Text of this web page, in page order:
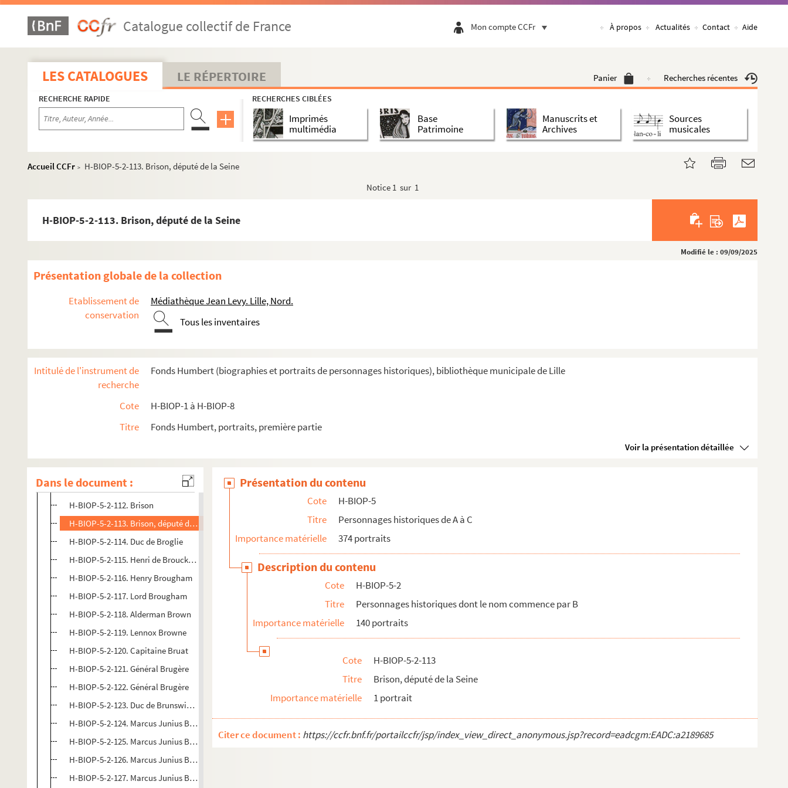
Catalogue collectif de France Mon compte CCFr À propos Actualités Contact Aide
LES CATALOGUES LE RÉPERTOIRE Panier Recherches récentes
RECHERCHE RAPIDE RECHERCHES CIBLÉES
Imprimés
multimédia
Base
Patrimoine
Manuscrits et
Archives
Sources
musicales
Accueil CCFr >
H-BIOP-5-2-113. Brison, député de la Seine
Notice 1 sur 1
H-BIOP-5-2-113. Brison, député de la Seine
Modifié le : 09/09/2025
Présentation globale de la collection
Etablissement de
conservation
Médiathèque Jean Levy. Lille, Nord.
Tous les inventaires
Intitulé de l'instrument de
recherche
Fonds Humbert (biographies et portraits de personnages historiques), bibliothèque municipale de Lille
Cote
H-BIOP-1 à H-BIOP-8
Titre
Fonds Humbert, portraits, première partie
Voir la présentation détaillée
Dans le document :
H-BIOP-5-2-86. William Bond
H-BIOP-5-2-87. Colonel Bonnier
H-BIOP-5-2-88. Colonel Bonnier
H-BIOP-5-2-89. Général Borel
H-BIOP-5-2-90. César Borgia
H-BIOP-5-2-91. Général Borius
H-BIOP-5-2-96. Général Boulanger
H-BIOP-5-2-99. Général Boulanger
H-BIOP-5-2-101. Général Boulay de la Meurthe
H-BIOP-5-2-102. Connetable de Bourbon
H-BIOP-5-2-104. Félix de Bournonville
H-BIOP-5-2-105. Comte Brandenburgh
H-BIOP-5-2-108. Général Bréart
H-BIOP-5-2-110. Bricourt
H-BIOP-5-2-111. Général Brière de l'Isle
H-BIOP-5-2-112. Brison
H-BIOP-5-2-113. Brison, député de la Seine
H-BIOP-5-2-114. Duc de Broglie
H-BIOP-5-2-115. Henri de Brouckere
H-BIOP-5-2-116. Henry Brougham
H-BIOP-5-2-117. Lord Brougham
H-BIOP-5-2-118. Alderman Brown
H-BIOP-5-2-119. Lennox Browne
H-BIOP-5-2-120. Capitaine Bruat
H-BIOP-5-2-121. Général Brugère
H-BIOP-5-2-122. Général Brugère
H-BIOP-5-2-123. Duc de Brunswick Lunebourg
H-BIOP-5-2-124. Marcus Junius Brutus
H-BIOP-5-2-125. Marcus Junius Brutus
H-BIOP-5-2-126. Marcus Junius Brutus
H-BIOP-5-2-127. Marcus Junius Brutus
Présentation du contenu
Cote
H-BIOP-5
Titre
Personnages historiques de A à C
Importance matérielle
374 portraits
Description du contenu
Cote
H-BIOP-5-2
Titre
Personnages historiques dont le nom commence par B
Importance matérielle
140 portraits
Cote
H-BIOP-5-2-113
Titre
Brison, député de la Seine
Importance matérielle
1 portrait
Citer ce document : https://ccfr.bnf.fr/portailccfr/jsp/index_view_direct_anonymous.jsp?record=eadcgm:EADC:a2189685